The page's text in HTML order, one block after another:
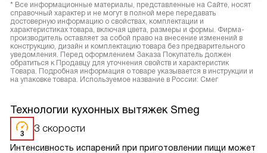
* Все информационные материалы, представленные на Сайте, носят
справочный характер и не могут в полной мере передавать
достоверную информацию о свойствах, комплектации и
характеристиках товара, включая цвета, размеры и формы. Фирма-
производитель оставляет за собой право на внесение изменений в
конструкцию, дизайн и комплектацию товара без предварительного
уведомления. Перед оформлением Заказа Покупатель должен
обратиться к Продавцу для уточнения свойств и характеристик
Товара. Подробная информация о товаре указывается в инструкции и
на упаковке товара. Используемое название в России: Смег
Технологии кухонных вытяжек Smeg
3 скорости
Интенсивность испарений при приготовлении пищи может